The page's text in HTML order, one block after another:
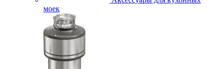
моек